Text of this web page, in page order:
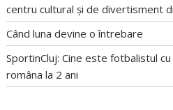
centru cultural și de divertisment
Când luna devine o întrebare
SportinCluj: Cine este fotbalistul
româna la 2 ani